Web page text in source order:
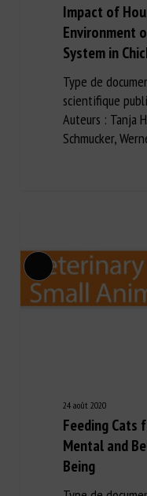
Impact of
Environment
System in
Type de
scientifique
Auteurs : Tanja
Schmucker,
Long Description
24 août 2020
Feeding Cats
Mental and
Being